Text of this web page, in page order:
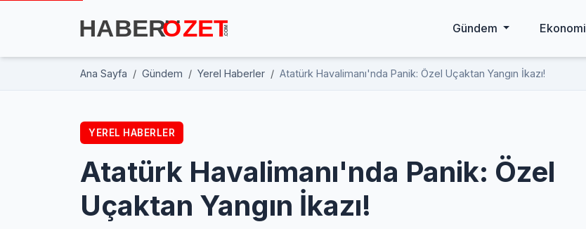
Gündem Ekonomi
Ana Sayfa Gündem Yerel Haberler Atatürk Havalimanı'nda Panik: Özel Uçaktan Yangın İkazı!
YEREL HABERLER
Atatürk Havalimanı'nda Panik: Özel
Uçaktan Yangın İkazı!